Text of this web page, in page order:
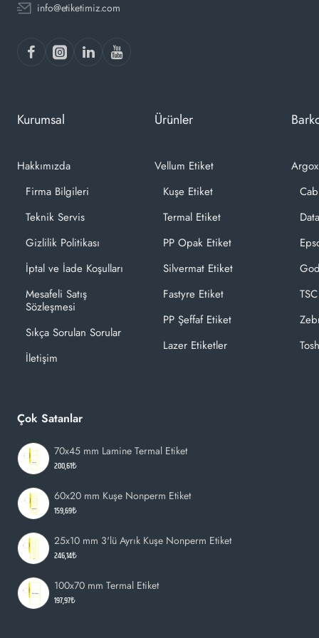
info@etiketimiz.com
Kurumsal
Hakkımızda
Firma Bilgileri
Teknik Servis
Gizlilik Politikası
İptal ve İade Koşulları
Mesafeli Satış
Sözleşmesi
Sıkça Sorulan Sorular
İletişim
Ürünler
Vellum Etiket
Kuşe Etiket
Termal Etiket
PP Opak Etiket
Silvermat Etiket
Fastyre Etiket
PP Şeffaf Etiket
Lazer Etiketler
Çok Satanlar
70x45 mm Lamine Termal Etiket
200,61₺
60x20 mm Kuşe Nonperm Etiket
159,69₺
25x10 mm 3'lü Ayrık Kuşe Nonperm Etiket
246,14₺
100x70 mm Termal Etiket
197,97₺